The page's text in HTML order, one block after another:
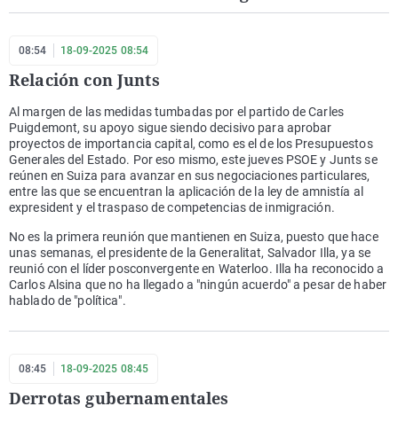
08:54 18-09-2025 08:54
Relación con Junts
Al margen de las medidas tumbadas por el partido de Carles
Puigdemont, su apoyo sigue siendo decisivo para aprobar
proyectos de importancia capital, como es el de los Presupuestos
Generales del Estado. Por eso mismo, este jueves PSOE y Junts se
reúnen en Suiza para avanzar en sus negociaciones particulares,
entre las que se encuentran la aplicación de la ley de amnistía al
expresident y el traspaso de competencias de inmigración.
No es la primera reunión que mantienen en Suiza, puesto que hace
unas semanas, el presidente de la Generalitat, Salvador Illa, ya se
reunió con el líder posconvergente en Waterloo. Illa ha reconocido a
Carlos Alsina que no ha llegado a "ningún acuerdo" a pesar de haber
hablado de "política".
08:45 18-09-2025 08:45
Derrotas gubernamentales